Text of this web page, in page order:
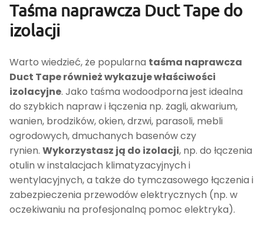
Taśma naprawcza Duct Tape do
izolacji
Warto wiedzieć, że popularna taśma naprawcza
Duct Tape również wykazuje właściwości
izolacyjne. Jako taśma wodoodporna jest idealna
do szybkich napraw i łączenia np. żagli, akwarium,
wanien, brodzików, okien, drzwi, parasoli, mebli
ogrodowych, dmuchanych basenów czy
rynien. Wykorzystasz ją do izolacji, np. do łączenia
otulin w instalacjach klimatyzacyjnych i
wentylacyjnych, a także do tymczasowego łączenia i
zabezpieczenia przewodów elektrycznych (np. w
oczekiwaniu na profesjonalną pomoc elektryka).